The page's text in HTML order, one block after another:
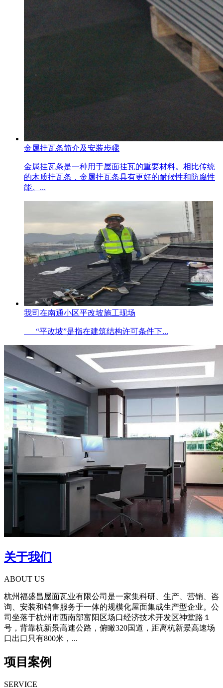
金属挂瓦条简介及安装步骤
金属挂瓦条是一种用于屋面挂瓦的重要材料。相比传统
的木质挂瓦条，金属挂瓦条具有更好的耐候性和防腐性
能。...
我司在南通小区平改坡施工现场
“平改坡”是指在建筑结构许可条件下...
关于我们
ABOUT US
杭州福盛昌屋面瓦业有限公司是一家集科研、生产、营销、咨
询、安装和销售服务于一体的规模化屋面集成生产型企业。公
司坐落于杭州市西南部富阳区场口经济技术开发区神堂路１
号，背靠杭新景高速公路，俯瞰320国道，距离杭新景高速场
口出口只有800米，...
项目案例
SERVICE